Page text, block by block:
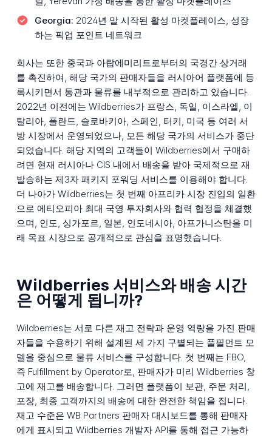
Georgia: 2024년 말 시작된 활성 마켓플레이스, 성장
하는 픽업 포인트 네트워크
회사는 또한 중국과 아랍에미리트로부터의 국경간 상거래
를 촉진하여, 해당 국가의 판매자들을 러시아어 플랫폼에 등
록시키면서 통관과 물류를 내부적으로 관리하고 있습니다.
2022년 이전에는 Wildberries가 프랑스, 독일, 이스라엘, 이
탈리아, 폴란드, 슬로바키아, 스페인, 터키, 미국 등 여러 서
방 시장에서 운영되었으나, 모든 해당 국가의 서비스가 중단
되었습니다. 해당 지역의 고객들이 Wildberries에서 구매하
려면 현재 러시아나 CIS 내에서 배송을 받아 국제적으로 재
발송하는 제3자 패키지 포워딩 서비스를 이용해야 합니다.
더 나아가 Wildberries는 첫 번째 아프리카 시장 진입의 일환
으로 에티오피아 최대 국영 투자회사와 협력 협정을 체결했
으며, 인도, 싱가포르, 일본, 인도네시아, 아프가니스탄을 미
래 목표 시장으로 공개적으로 관심을 표명했습니다.
Wildberries 서비스와 배송 시간
은 어떻게 됩니까?
Wildberries는 서로 다른 재고 전략과 운영 역량을 가진 판매
자들을 수용하기 위해 설계된 세 가지 구별되는 풀필먼트 모
델을 중심으로 물류 서비스를 구성합니다. 첫 번째는 FBO,
즉 Fulfillment by Operator로, 판매자가 미리 Wildberries 창
고에 재고를 배송합니다. 그러면 플랫폼이 보관, 주문 처리,
포장, 최종 고객까지의 배송에 대한 완전한 책임을 집니다.
재고 수준은 WB Partners 판매자 대시보드를 통해 판매자
에게 표시되고 Wildberries 개발자 API를 통해 접근 가능하